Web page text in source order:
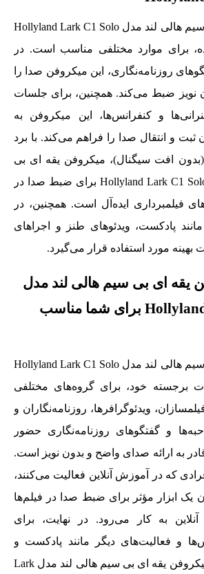
میکروفن یقه ای بی سیم هالی لند مدل Hollyland Lark C1 Solo
برای موارد مختلفی مناسب است. در
روزنامه‌نگاری، این میکروفن صدا را
نویز ضبط می‌کند. همچنین، برای جلسات
و کنفرانس‌ها، این میکروفن به‌
و انتقال صدا را فراهم می‌کند. با برد
تا 200 متر (بدون افت سیگنال)، میکروفن یقه ای بی
سیم هالی لند مدل Hollyland Lark C1 Solo برای ضبط صدا در
فیلمبرداری ایده‌آل است. همچنین، در
پادکست، ویدئوهای طنز و اجراهای
مورد استفاده قرار می‌گیرد.
یقه ای بی سیم هالی لند مدل
Hollyland Lark C1 Solo برای شما مناسب
میکروفن یقه ای بی سیم هالی لند مدل Hollyland Lark C1 Solo
برجسته خود، برای گروه‌های مختلفی
ویدئوگرافرها، روزنامه‌نگاران و
و گفتگوهای روزنامه‌نگاری حضور
به ارائه صدای واضح و بدون نویز است.
که در آموزش آنلاین فعالیت می‌کنند،
یک ابزار مؤثر برای ضبط صدا در فیلم‌ها
به‌ کار می‌رود. در نهایت، برای
و فعالیت‌های دیگر مانند پادکست و
اجراهای موسیقی، میکروفن یقه ای بی سیم هالی لند مدل Lark